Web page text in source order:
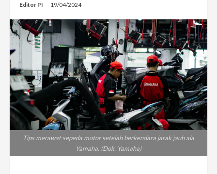
Editor PI 19/04/2024
Tips merawat sepeda motor setelah berkendara jarak jauh ala
Yamaha. (Dok. Yamaha)